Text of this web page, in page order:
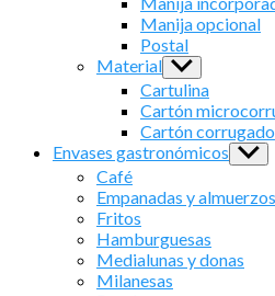
Manija opcional
Postal
Material Show
sub
menu
Cartulina
Cartón
Cartón corrugado
Envases gastronómicos Show
sub
Café
Empanadas y almuerzos
Fritos
Hamburguesas
Medialunas y donas
Milanesas